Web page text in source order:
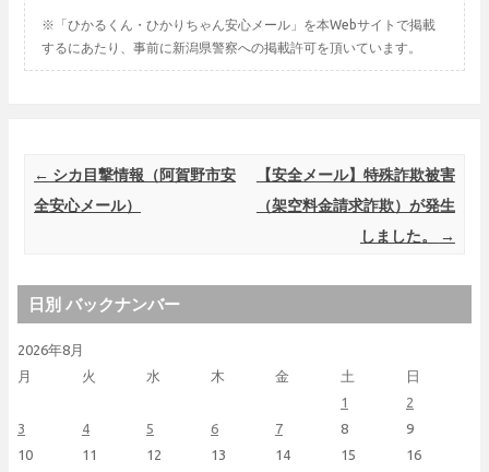
※「ひかるくん・ひかりちゃん安心メール」を本Webサイトで掲載
するにあたり、事前に新潟県警察への掲載許可を頂いています。
Post navigation
← シカ目撃情報（阿賀野市安
全安心メール）
【安全メール】特殊詐欺被害
（架空料金請求詐欺）が発生
しました。
→
日別 バックナンバー
2026年8月
月
火 水 木 金 土 日
1
2
3
4 5 6 7 8
9
10
11 12 13 14 15
16